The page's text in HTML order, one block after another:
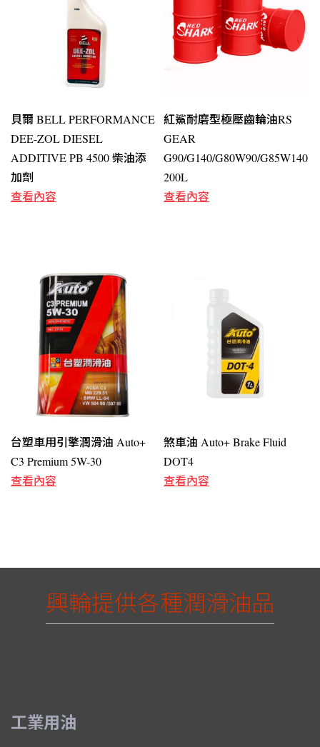
貝爾 BELL PERFORMANCE
DEE-ZOL DIESEL
ADDITIVE PB 4500 柴油添
加劑
查看內容
紅鯊耐磨型極壓齒輪油RS
GEAR
G90/G140/G80W90/G85W140
200L
查看內容
台塑車用引擎潤滑油 Auto+
C3 Premium 5W-30
查看內容
煞車油 Auto+ Brake Fluid
DOT4
查看內容
興輪提供各種潤滑油品
工業用油